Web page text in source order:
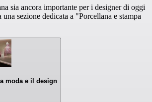
sia ancora importante per i designer di oggi
una sezione dedicata a "Porcellana e stampa
moda e il design